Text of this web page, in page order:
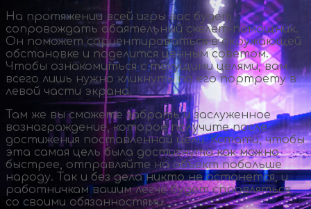
На протяжении всей игры вас будет
сопровождать обаятельный скелет-помощник.
Он поможет сориентироваться в окружающей
обстановке и поделится ценным советом.
Чтобы ознакомиться с текущими целями, вам
всего лишь нужно кликнуть по его портрету в
левой части экрана.
Там же вы сможете забрать и заслуженное
вознаграждение, которое получите после
достижения поставленной цели. Кстати, чтобы
эта самая цель была достигнута как можно
быстрее, отправляйте на объект побольше
народу. Так и без дела никто не останется, и
работничкам вашим легче будет справляться
со своими обязанностями.